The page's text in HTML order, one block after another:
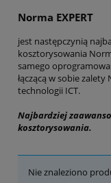
Norma EXPERT
jest następczynią
kosztorysowania
samego
łączącą w sobie
technologii ICT.
Najbardziej
kosztorysowania.
Nie znaleziono